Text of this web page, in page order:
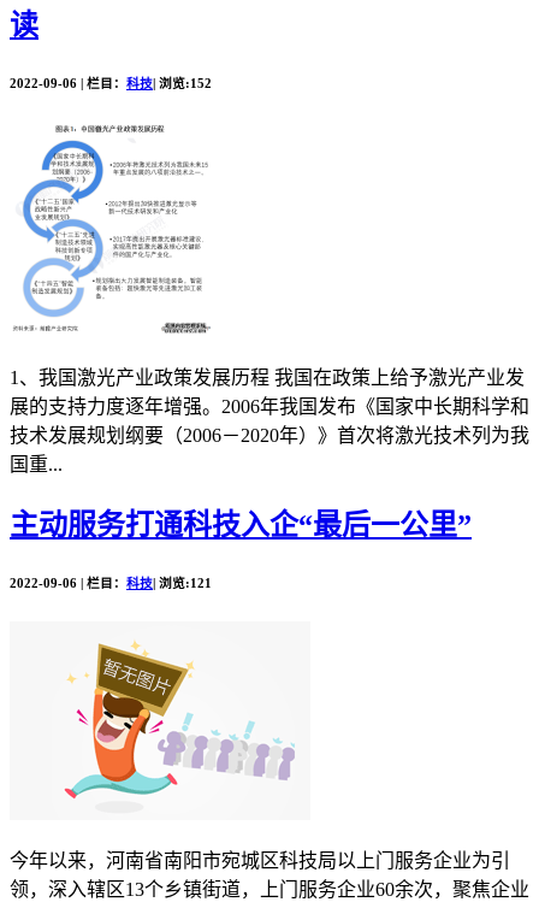
读
2022-09-06 | 栏目： 科技| 浏览:152
1、我国激光产业政策发展历程 我国在政策上给予激光产业发
展的支持力度逐年增强。2006年我国发布《国家中长期科学和
技术发展规划纲要（2006－2020年）》首次将激光技术列为我
国重...
主动服务打通科技入企“最后一公里”
2022-09-06 | 栏目： 科技 | 浏览:121
今年以来，河南省南阳市宛城区科技局以上门服务企业为引
领，深入辖区13个乡镇街道，上门服务企业60余次，聚焦企业